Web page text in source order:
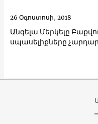
Անգելա Մերկելը
սպասելիքները
26 Օգոստոսի, 2018